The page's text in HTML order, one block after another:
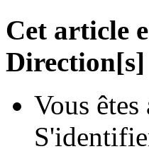
Cet article
Direction[s]
Vous